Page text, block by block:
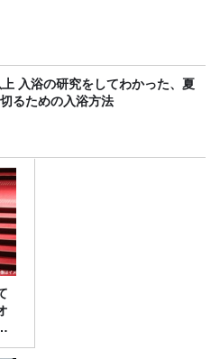
入浴の研究をしてわかった、夏
るための入浴方法